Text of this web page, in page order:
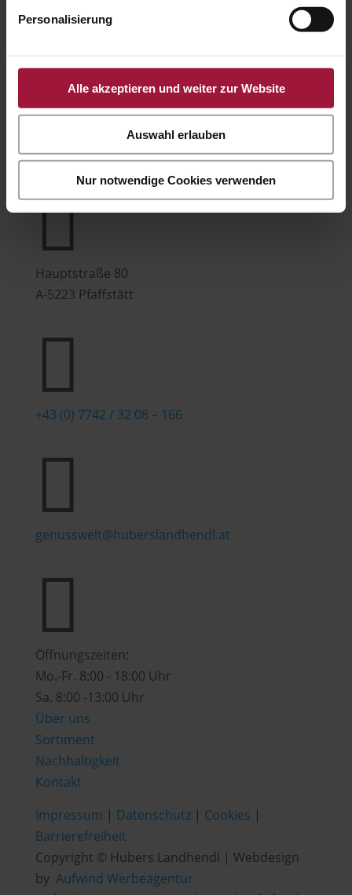
Personalisierung
Alle akzeptieren und weiter zur Website
Auswahl erlauben
Nur notwendige Cookies verwenden

Bürozeiten:
Hubers Genusswelt

Hauptstraße 80
A-5223 Pfaffstätt

+43 (0) 7742 / 32 08 – 166

genusswelt@huberslandhendl.at

Öffnungszeiten:
Mo.-Fr. 8:00 - 18:00 Uhr
Sa. 8:00 -13:00 Uhr
Über uns
Sortiment
Nachhaltigkeit
Kontakt
Impressum | Datenschutz| Cookies |
Barrierefreiheit
Copyright © Hubers Landhendl | Webdesign
by Aufwind Werbeagentur